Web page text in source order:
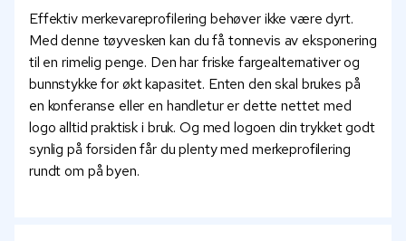
Effektiv merkevareprofilering behøver ikke være dyrt.
Med denne tøyvesken kan du få tonnevis av eksponering
til en rimelig penge. Den har friske fargealternativer og
bunnstykke for økt kapasitet. Enten den skal brukes på
en konferanse eller en handletur er dette nettet med
logo alltid praktisk i bruk. Og med logoen din trykket godt
synlig på forsiden får du plenty med merkeprofilering
rundt om på byen.